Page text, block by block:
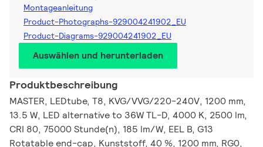
Montageanleitung
Product-Photographs-929004241902_EU
Product-Diagrams-929004241902_EU
Auswählen und herunterladen
Produktbeschreibung
MASTER, LEDtube, T8, KVG/VVG/220-240V, 1200 mm,
13.5 W, LED alternative to 36W TL-D, 4000 K, 2500 lm,
CRI 80, 75000 Stunde(n), 185 lm/W, EEL B, G13
Rotatable end-cap, Kunststoff, 40 %, 1200 mm, RG0,